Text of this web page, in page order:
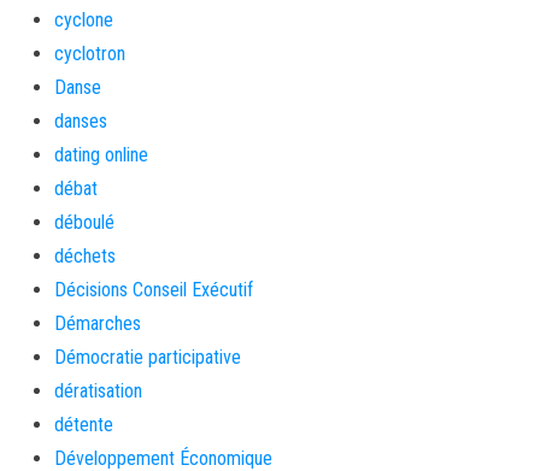
cyclone
cyclotron
Danse
danses
dating online
débat
déboulé
déchets
Décisions Conseil Exécutif
Démarches
Démocratie participative
dératisation
détente
Développement Économique